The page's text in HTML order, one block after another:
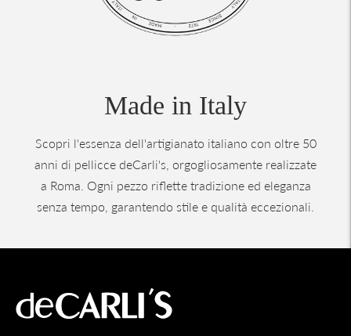
Made in Italy
Scopri l'essenza dell'artigianato italiano con oltre 50
anni di pellicce deCarli's, orgogliosamente realizzate
a Roma. Ogni pezzo riflette tradizione ed eleganza
senza tempo, garantendo stile e qualità eccezionali.